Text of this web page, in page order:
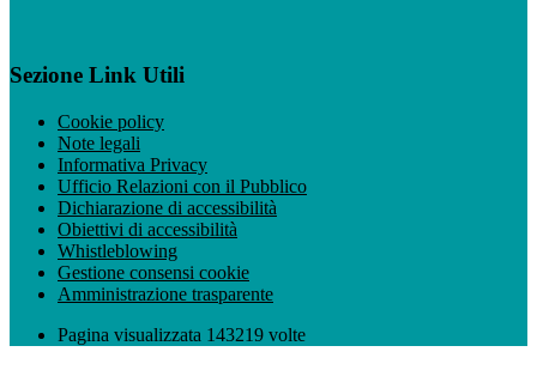
Sezione Link Utili
Cookie policy
Note legali
Informativa Privacy
Ufficio Relazioni con il Pubblico
Dichiarazione di accessibilità
Obiettivi di accessibilità
Whistleblowing
Gestione consensi cookie
Amministrazione trasparente
Pagina visualizzata 143219 volte